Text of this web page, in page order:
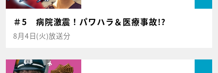
＃5 病院激震！パワハラ＆医療事故!?
8月4日(火)放送分